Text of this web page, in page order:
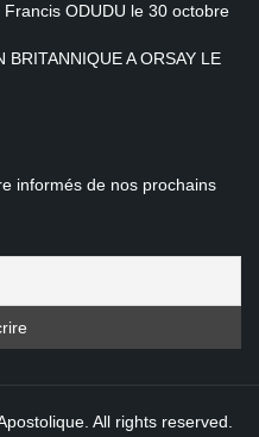
ODUDU le 30 octobre
BRITANNIQUE A ORSAY LE
informés de nos prochains
All rights reserved.